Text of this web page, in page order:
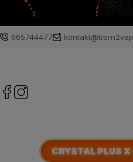
665744477
CRYSTAL PLUS